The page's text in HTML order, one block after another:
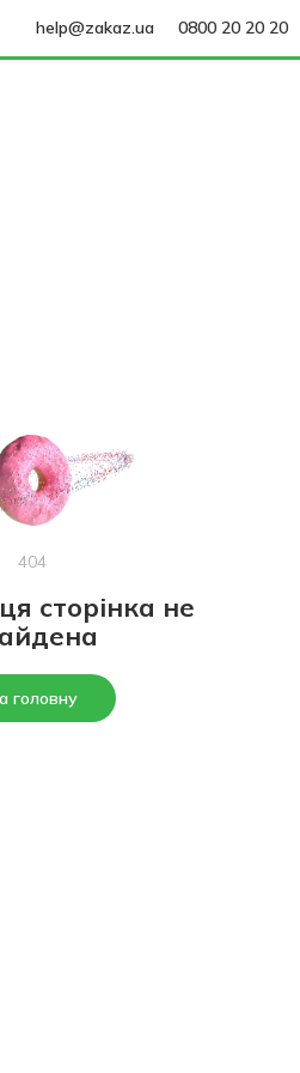
help@zakaz.ua 0800 20 20 20
404
сторінка не
головну